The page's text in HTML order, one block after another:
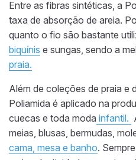
Entre as fibras sintéticas, a
taxa de absorção de areia.
quanto o fio são bastante
biquínis e sungas, sendo a
praia.
Além de coleções de praia e
Poliamida é aplicado na
cuecas e toda moda infantil.
meias, blusas, bermudas,
cama, mesa e banho.